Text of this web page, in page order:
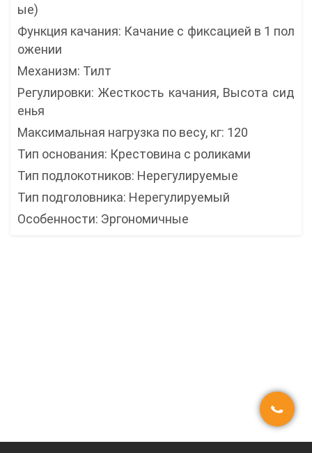
ые)
Функция качания: Качание с фиксацией в 1 пол
ожении
Механизм: Тилт
Регулировки: Жесткость качания, Высота сид
енья
Максимальная нагрузка по весу, кг: 120
Тип основания: Крестовина с роликами
Тип подлокотников: Нерегулируемые
Тип подголовника: Нерегулируемый
Особенности: Эргономичные